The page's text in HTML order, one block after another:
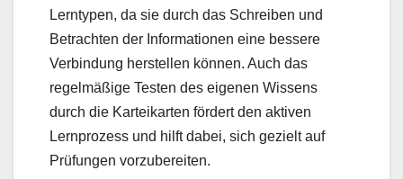
Lerntypen, da sie durch das Schreiben und
Betrachten der Informationen eine bessere
Verbindung herstellen können. Auch das
regelmäßige Testen des eigenen Wissens
durch die Karteikarten fördert den aktiven
Lernprozess und hilft dabei, sich gezielt auf
Prüfungen vorzubereiten.